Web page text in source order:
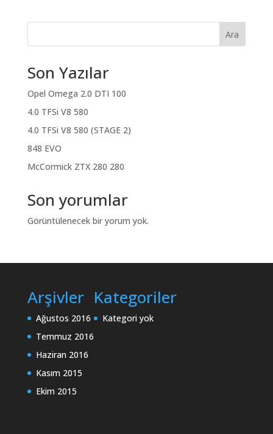
Ara
Son Yazılar
Opel Omega 2.0 DTI 100
4.0 TFSi V8 580
4.0 TFSi V8 580 (STAGE 2)
848 EVO
McCormick ZTX 280 280
Son yorumlar
Görüntülenecek bir yorum yok.
Arşivler
Ağustos 2016
Temmuz 2016
Haziran 2016
Kasım 2015
Ekim 2015
Kategoriler
Kategori yok